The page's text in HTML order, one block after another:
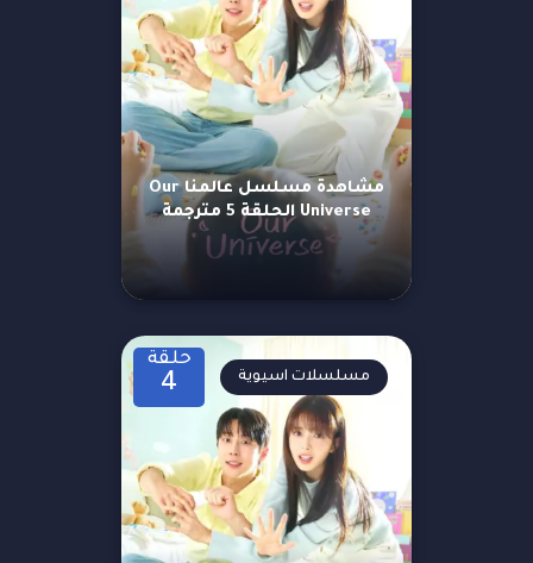
مشاهدة مسلسل عالمنا Our
Universe الحلقة 5 مترجمة
حلقة
4 مسلسلات اسيوية